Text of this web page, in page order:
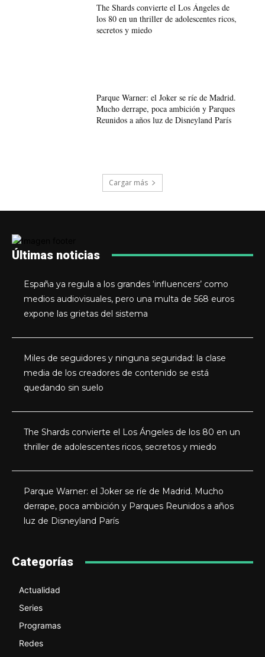
The Shards convierte el Los Ángeles de
los 80 en un thriller de adolescentes ricos,
secretos y miedo
Parque Warner: el Joker se ríe de Madrid.
Mucho derrape, poca ambición y Parques
Reunidos a años luz de Disneyland París
Cargar más
Últimas noticias
España ya regula a los grandes ‘influencers’ como
medios audiovisuales, pero una multa de 568 euros
expone las grietas del sistema
Miles de seguidores y ninguna seguridad: la clase
media de los creadores de contenido se está
quedando sin suelo
The Shards convierte el Los Ángeles de los 80 en un
thriller de adolescentes ricos, secretos y miedo
Parque Warner: el Joker se ríe de Madrid. Mucho
derrape, poca ambición y Parques Reunidos a años
luz de Disneyland París
Categorías
Actualidad
Series
Programas
Redes